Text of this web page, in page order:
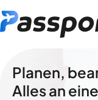
Planen,
Alles an